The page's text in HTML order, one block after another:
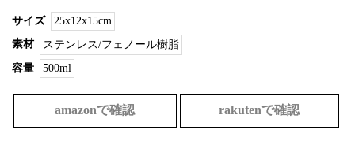
サイズ
25x12x15cm
素材
ステンレス/フェノール樹脂
容量
500ml
amazonで確認 rakutenで確認